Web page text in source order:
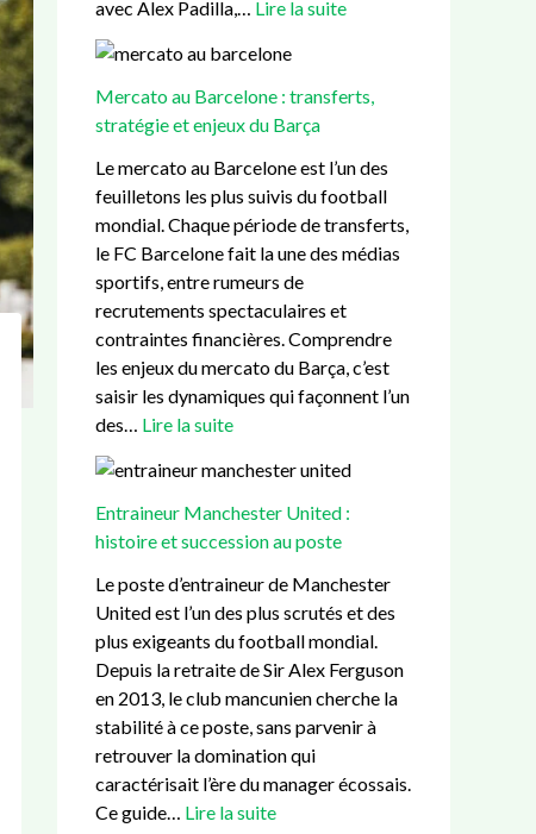
avec Alex Padilla,… Lire la suite
q
e
t
l
a
p
t
i
e
i
e
L
a
m
i
n
e
a
Mercato au Barcelone : transferts,
stratégie et enjeux du Barça
Le mercato au Barcelone est l’un des
feuilletons les plus suivis du football
mondial. Chaque période de transferts,
le FC Barcelone fait la une des médias
sportifs, entre rumeurs de
recrutements spectaculaires et
contraintes financières. Comprendre
les enjeux du mercato du Barça, c’est
saisir les dynamiques qui façonnent l’un
des… Lire la suite
e
:
r
a
n
s
f
e
r
t
s
,
s
t
a
t
é
i
e
e
t
e
n
j
e
u
Entraineur Manchester United :
histoire et succession au poste
Le poste d’entraineur de Manchester
United est l’un des plus scrutés et des
plus exigeants du football mondial.
Depuis la retraite de Sir Alex Ferguson
en 2013, le club mancunien cherche la
stabilité à ce poste, sans parvenir à
retrouver la domination qui
caractérisait l’ère du manager écossais.
Ce guide… Lire la suite
t
e
U
n
i
t
e
d
:
h
i
s
t
r
e
e
s
u
c
c
e
s
s
i
o
m
p
:
d
u
r
é
e
,
r
è
g
l
e
t
d
r
o
u
l
e
m
e
n
t
e
d
c
o
m
i
t
é
d
é
p
a
r
t
m
e
n
a
l
d
e
s
L
a
n
d